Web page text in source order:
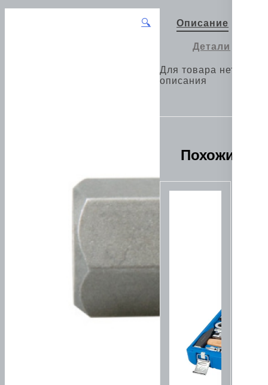
🔍
Описание
Детали
Для товара нет
описания
Похожие